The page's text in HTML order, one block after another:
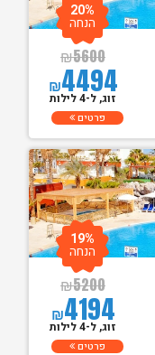
₪5600
₪4494
20%
הנחה
זוג, ל-4 לילות
פרטים
₪5200
₪4194
19%
הנחה
זוג, ל-4 לילות
פרטים